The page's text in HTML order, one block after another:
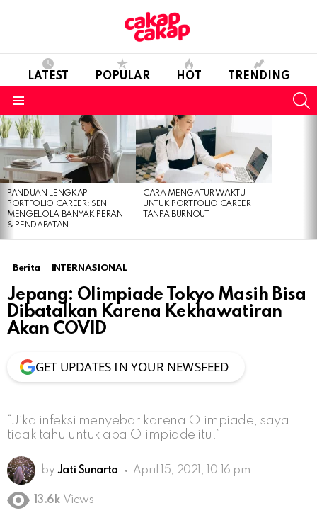
LATEST POPULAR HOT TRENDING
LATEST
STORIES
PANDUAN LENGKAP
PORTFOLIO CAREER: SENI
MENGELOLA BANYAK PERAN
& PENDAPATAN
CARA MENGATUR WAKTU
UNTUK PORTFOLIO CAREER
TANPA BURNOUT
Berita INTERNASIONAL
Jepang: Olimpiade Tokyo Masih Bisa
Dibatalkan Karena Kekhawatiran
Akan COVID
GET UPDATES IN YOUR NEWSFEED
“Jika infeksi menyebar karena Olimpiade, saya
tidak tahu untuk apa Olimpiade itu.”
by Jati Sunarto April 15, 2021, 10:16 pm
13.6k Views